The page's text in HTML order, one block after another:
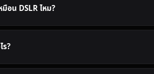
น DSLR ไหม?
ร?